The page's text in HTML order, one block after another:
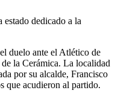
dedicado a la
duelo ante el Atlético de
la Cerámica. La localidad
por su alcalde, Francisco
que acudieron al partido.